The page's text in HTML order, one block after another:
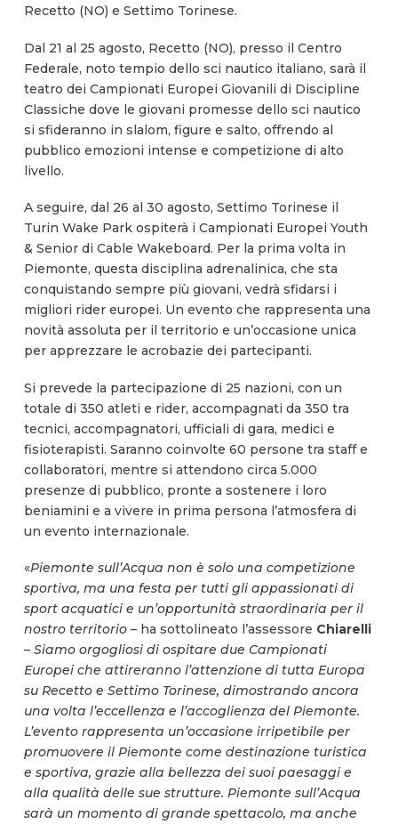
Recetto (NO) e Settimo Torinese.
Dal 21 al 25 agosto, Recetto (NO), presso il Centro
Federale, noto tempio dello sci nautico italiano, sarà il
teatro dei Campionati Europei Giovanili di Discipline
Classiche dove le giovani promesse dello sci nautico
si sfideranno in slalom, figure e salto, offrendo al
pubblico emozioni intense e competizione di alto
livello.
A seguire, dal 26 al 30 agosto, Settimo Torinese il
Turin Wake Park ospiterà i Campionati Europei Youth
& Senior di Cable Wakeboard. Per la prima volta in
Piemonte, questa disciplina adrenalinica, che sta
conquistando sempre più giovani, vedrà sfidarsi i
migliori rider europei. Un evento che rappresenta una
novità assoluta per il territorio e un’occasione unica
per apprezzare le acrobazie dei partecipanti.
Si prevede la partecipazione di 25 nazioni, con un
totale di 350 atleti e rider, accompagnati da 350 tra
tecnici, accompagnatori, ufficiali di gara, medici e
fisioterapisti. Saranno coinvolte 60 persone tra staff e
collaboratori, mentre si attendono circa 5.000
presenze di pubblico, pronte a sostenere i loro
beniamini e a vivere in prima persona l’atmosfera di
un evento internazionale.
«Piemonte sull’Acqua non è solo una competizione
sportiva, ma una festa per tutti gli appassionati di
sport acquatici e un’opportunità straordinaria per il
nostro territorio– ha sottolineato l’assessore Chiarelli
– Siamo orgogliosi di ospitare due Campionati
Europei che attireranno l’attenzione di tutta Europa
su Recetto e Settimo Torinese, dimostrando ancora
una volta l’eccellenza e l’accoglienza del Piemonte.
L’evento rappresenta un’occasione irripetibile per
promuovere il Piemonte come destinazione turistica
e sportiva, grazie alla bellezza dei suoi paesaggi e
alla qualità delle sue strutture. Piemonte sull’Acqua
sarà un momento di grande spettacolo, ma anche